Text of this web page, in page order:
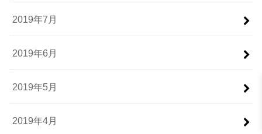
2019年7月
2019年6月
2019年5月
2019年4月